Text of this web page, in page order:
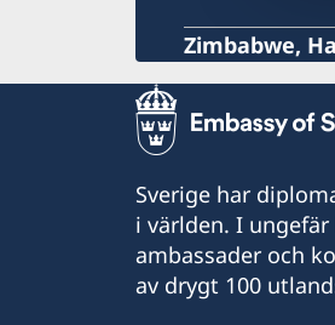
Zimbabwe,
Sverige har
i världen. I
ambassader och
av drygt 100